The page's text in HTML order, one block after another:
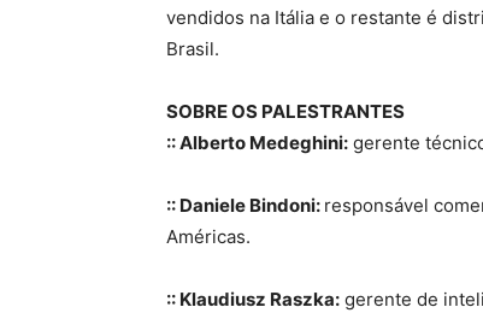
vendidos na Itália e o restante é
Brasil.
SOBRE OS PALESTRANTES
:: Alberto Medeghini: gerente
:: Daniele Bindoni: responsável
Américas.
:: Klaudiusz Raszka: gerente de